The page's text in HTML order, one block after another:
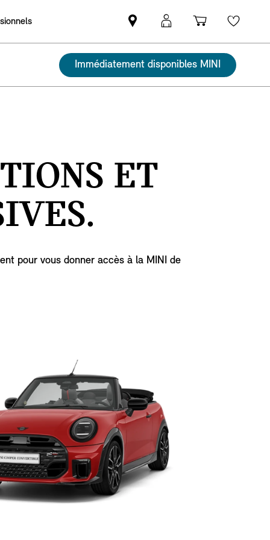
Trouver
un
partenaire
MINI
MyMini
login
Panier
Immédiatement disponibles MINI
ET
pour vous donner accès à la MINI de